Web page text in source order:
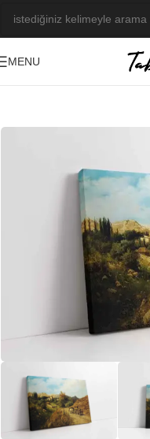
MENU